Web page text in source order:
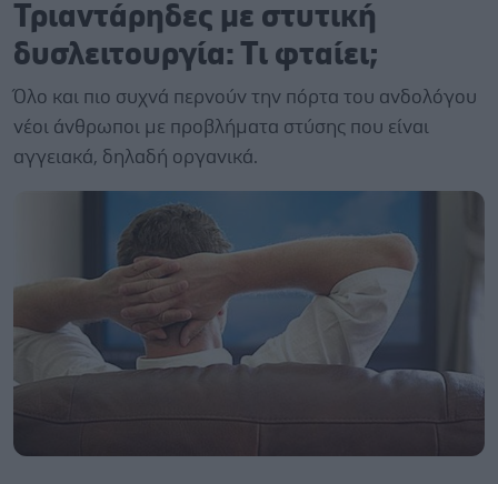
Τριαντάρηδες με στυτική
δυσλειτουργία: Τι φταίει;
Όλο και πιο συχνά περνούν την πόρτα του ανδολόγου
νέοι άνθρωποι με προβλήματα στύσης που είναι
αγγειακά, δηλαδή οργανικά.